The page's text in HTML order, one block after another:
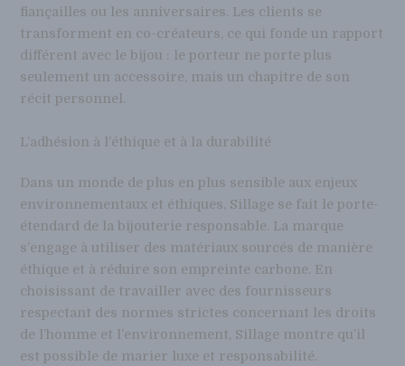
fiançailles ou les anniversaires. Les clients se
transforment en co-créateurs, ce qui fonde un rapport
différent avec le bijou : le porteur ne porte plus
seulement un accessoire, mais un chapitre de son
récit personnel.
L’adhésion à l’éthique et à la durabilité
Dans un monde de plus en plus sensible aux enjeux
environnementaux et éthiques, Sillage se fait le porte-
étendard de la bijouterie responsable. La marque
s’engage à utiliser des matériaux sourcés de manière
éthique et à réduire son empreinte carbone. En
choisissant de travailler avec des fournisseurs
respectant des normes strictes concernant les droits
de l’homme et l’environnement, Sillage montre qu’il
est possible de marier luxe et responsabilité.